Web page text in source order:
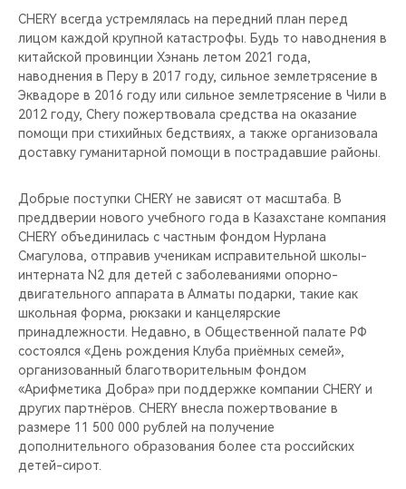
CHERY всегда устремлялась на передний план перед
лицом каждой крупной катастрофы. Будь то наводнения в
китайской провинции Хэнань летом 2021 года,
наводнения в Перу в 2017 году, сильное землетрясение в
Эквадоре в 2016 году или сильное землетрясение в Чили в
2012 году, Chery пожертвовала средства на оказание
помощи при стихийных бедствиях, а также организовала
доставку гуманитарной помощи в пострадавшие районы.
Добрые поступки CHERY не зависят от масштаба. В
преддверии нового учебного года в Казахстане компания
CHERY объединилась с частным фондом Нурлана
Смагулова, отправив ученикам исправительной школы-
интерната N2 для детей с заболеваниями опорно-
двигательного аппарата в Алматы подарки, такие как
школьная форма, рюкзаки и канцелярские
принадлежности. Недавно, в Общественной палате РФ
состоялся «День рождения Клуба приёмных семей»,
организованный благотворительным фондом
«Арифметика Добра» при поддержке компании CHERY и
других партнёров. CHERY внесла пожертвование в
размере 11 500 000 рублей на получение
дополнительного образования более ста российских
детей-сирот.